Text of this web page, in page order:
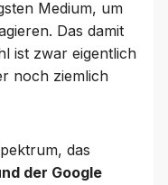
Medium, um
Das damit
ist zwar eigentlich
noch ziemlich
das
der Google